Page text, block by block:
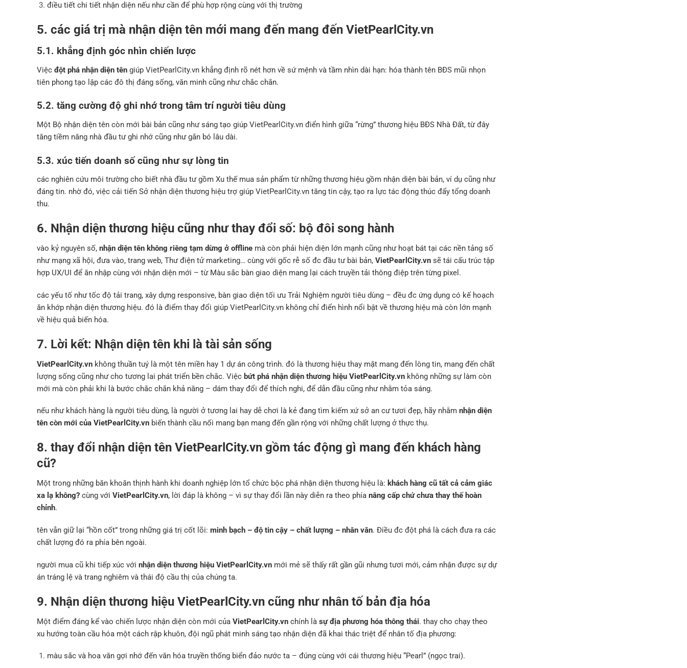
điều tiết chi tiết nhận diện nếu như cần để phù hợp rộng cùng với thị trường
5. các giá trị mà nhận diện tên mới mang đến mang đến VietPearlCity.vn
5.1. khẳng định góc nhìn chiến lược
Việc đột phá nhận diện tên giúp VietPearlCity.vn khẳng định rõ nét hơn về sứ mệnh và tầm nhìn dài hạn: hóa thành tên BĐS mũi nhọn
tiên phong tạo lập các đô thị đáng sống, văn minh cũng như chắc chắn.
5.2. tăng cường độ ghi nhớ trong tâm trí người tiêu dùng
Một Bộ nhận diện tên còn mới bài bản cũng như sáng tạo giúp VietPearlCity.vn điển hình giữa “rừng” thương hiệu BĐS Nhà Đất, từ đây
tăng tiềm năng nhà đầu tư ghi nhớ cũng như gắn bó lâu dài.
5.3. xúc tiến doanh số cũng như sự lòng tin
các nghiên cứu môi trường cho biết nhà đầu tư gồm Xu thế mua sản phẩm từ những thương hiệu gồm nhận diện bài bản, ví dụ cũng như
đáng tin. nhờ đó, việc cải tiến Sở nhận diện thương hiệu trợ giúp VietPearlCity.vn tăng tin cậy, tạo ra lực tác động thúc đẩy tổng doanh
thu.
6. Nhận diện thương hiệu cũng như thay đổi số: bộ đôi song hành
vào kỷ nguyên số, nhận diện tên không riêng tạm dừng ở offline mà còn phải hiện diện lớn mạnh cũng như hoạt bát tại các nền tảng số
như mạng xã hội, đưa vào, trang web, Thư điện tử marketing… cùng với gốc rễ số đc đầu tư bài bản, VietPearlCity.vn sẽ tái cấu trúc tập
hợp UX/UI để ăn nhập cùng với nhận diện mới – từ Màu sắc bàn giao diện mang lại cách truyền tải thông điệp trên từng pixel.
các yếu tố như tốc độ tải trang, xây dựng responsive, bàn giao diện tối ưu Trải Nghiệm người tiêu dùng – đều đc ứng dụng có kế hoạch
ăn khớp nhận diện thương hiệu. đó là điểm thay đổi giúp VietPearlCity.vn không chỉ điển hình nổi bật về thương hiệu mà còn lớn mạnh
về hiệu quả biến hóa.
7. Lời kết: Nhận diện tên khi là tài sản sống
VietPearlCity.vn không thuần tuý là một tên miền hay 1 dự án công trình. đó là thương hiệu thay mặt mang đến lòng tin, mang đến chất
lượng sống cũng như cho tương lai phát triển bền chắc. Việc bứt phá nhận diện thương hiệu VietPearlCity.vn không những sự làm còn
mới mà còn phải khi là bước chắc chắn khả năng – dám thay đổi để thích nghi, để dẫn đầu cũng như nhằm tỏa sáng.
nếu như khách hàng là người tiêu dùng, là người ở tương lai hay dễ chơi là kẻ đang tìm kiếm xứ sở an cư tươi đẹp, hãy nhằm nhận diện
tên còn mới của VietPearlCity.vn biến thành cầu nối mang bạn mang đến gần rộng với những chất lượng ở thực thụ.
8. thay đổi nhận diện tên VietPearlCity.vn gồm tác động gì mang đến khách hàng
cũ?
Một trong những băn khoăn thịnh hành khi doanh nghiệp lớn tổ chức bộc phá nhận diện thương hiệu là: khách hàng cũ tất cả cảm giác
xa lạ không? cùng với VietPearlCity.vn, lời đáp là không – vì sự thay đổi lần này diễn ra theo phía nâng cấp chứ chưa thay thế hoàn
chỉnh.
tên vẫn giữ lại “hồn cốt” trong những giá trị cốt lõi: minh bạch – độ tin cậy – chất lượng – nhân văn. Điều đc đột phá là cách đưa ra các
chất lượng đó ra phía bên ngoài.
người mua cũ khi tiếp xúc với nhận diện thương hiệu VietPearlCity.vn mới mẻ sẽ thấy rất gần gũi nhưng tươi mới, cảm nhận được sự dự
án tráng lệ và trang nghiêm và thái độ cầu thị của chúng ta.
9. Nhận diện thương hiệu VietPearlCity.vn cũng như nhân tố bản địa hóa
Một điểm đáng kể vào chiến lược nhận diện còn mới của VietPearlCity.vn chính là sự địa phương hóa thông thái. thay cho chạy theo
xu hướng toàn cầu hóa một cách rập khuôn, đội ngũ phát minh sáng tạo nhận diện đã khai thác triệt để nhân tố địa phương:
màu sắc và hoa văn gợi nhớ đến văn hóa truyền thống biển đảo nước ta – đúng cùng với cái thương hiệu “Pearl” (ngọc trai).